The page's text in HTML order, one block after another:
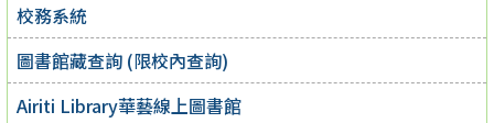
校務系統
圖書館藏查詢 (限校內查詢)
Airiti Library華藝線上圖書館